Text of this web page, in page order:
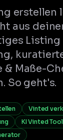
erstellen
aus
& Maße-
So geht's.
Vinted
KI Vinted Tool